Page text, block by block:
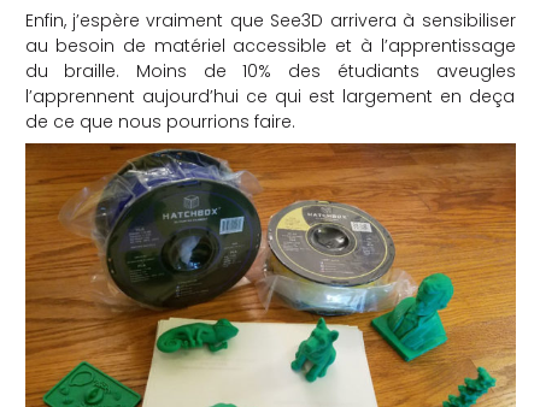
Enfin, j’espère vraiment que See3D arrivera à sensibiliser
au besoin de matériel accessible et à l’apprentissage
du braille. Moins de 10% des étudiants aveugles
l’apprennent aujourd’hui ce qui est largement en deça
de ce que nous pourrions faire.